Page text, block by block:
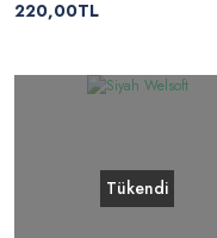
220,00TL
Tükendi